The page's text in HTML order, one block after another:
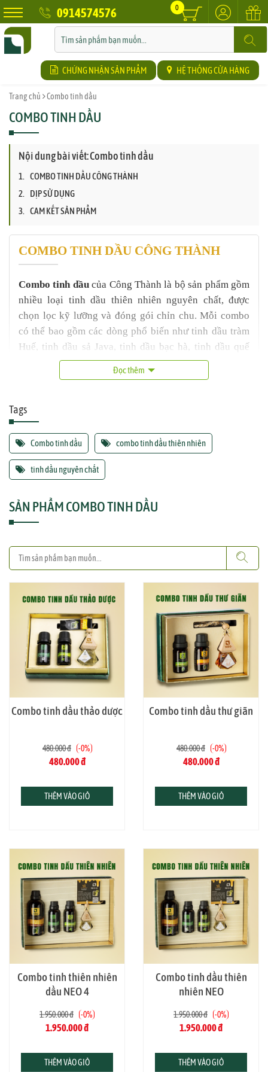
0914574576 0
CHỨNG NHẬN SẢN PHẨM HỆ THỐNG CỬA HÀNG
Trang chủ Combo tinh dầu
COMBO TINH DẦU
Nội dung bài viết: Combo tinh dầu
COMBO TINH DẦU CÔNG THÀNH
DỊP SỬ DỤNG
CAM KẾT SẢN PHẨM
COMBO TINH DẦU CÔNG THÀNH
Combo tinh dầucủa Công Thành là bộ sản phẩm gồm
nhiều loại tinh dầu thiên nhiên nguyên chất, được
chọn lọc kỹ lưỡng và đóng gói chỉn chu. Mỗi combo
có thể bao gồm các dòng phổ biến như tinh dầu tràm
Huế, tinh dầu sả Java, tinh dầu bạc hà, tinh dầu quế
phù hợp với nhiều nhu cầu sử dụng trong gia đình
hoặc làm quà tặng. Sản phẩm được chiết xuất từ
tổng hợp, mang lại trải nghiệm hương thơm tự nhiên,
dễ chịu và an toàn cho sức khỏe.
Combo tinh dầu thiên nhiên Công Thành
Quà tặng sức khỏe, quà biếu Tết, trung thu, tân
Dùng cho gia đình, văn phòng, spa, homestay,
khách sạn, giúp khử mùi, tạo hương thơm dễ
loại tinh dầu trong combo
Giúp tiết kiệm hơn so với mua lẻ từng chai, đáp
ứng đa dạng nhu cầu từ khử mùi – thư giãn –
chăm sóc sức khỏe
Đọc thêm
Tags
Combo tinh dầu combo tinh dầu thiên nhiên
tinh dầu nguyên chất
SẢN PHẨM COMBO TINH DẦU
Combo tinh dầu thảo dược
480.000 đ -0%
480.000 đ
THÊM VÀO GIỎ
Combo tinh dầu thư giãn
480.000 đ -0%
480.000 đ
THÊM VÀO GIỎ
Combo tinh thiên nhiên
dầu NEO 4
1.950.000 đ -0%
1.950.000 đ
THÊM VÀO GIỎ
Combo tinh dầu thiên
nhiên NEO
1.950.000 đ -0%
1.950.000 đ
THÊM VÀO GIỎ